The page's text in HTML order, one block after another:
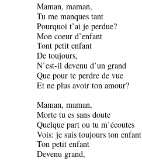
Maman, maman,
Tu me manques tant
Pourquoi t’ai je perdue?
Mon coeur d’enfant
Tont petit enfant
De toujours,
N’est-il devenu d’un grand
Que pour te perdre de vue
Et ne plus avoir ton amour?
Maman, maman,
Morte tu es sans doute
Quelque part ou tu m’écoutes
Vois: je suis toujours ton enfant
Ton petit enfant
Devenu grand,